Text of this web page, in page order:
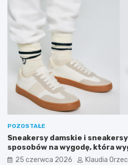
POZOSTAŁE
Sneakersy damskie i
sposobów na wygodę, która
dnia25 czerwca 2026 Klaudia